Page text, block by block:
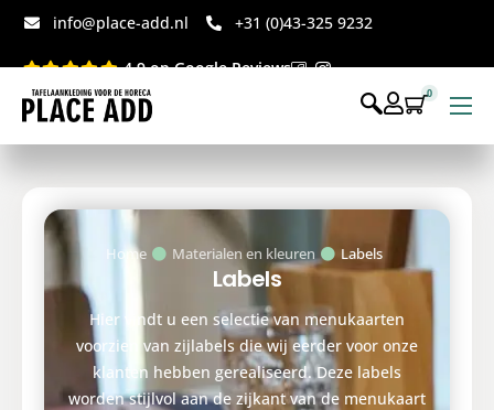
info@place-add.nl +31 (0)43-325 9232
4.9 op Google Reviews
Menukaarten
Disposables webshop
Voor op tafel webshop
0
Home Materialen en kleuren Labels
Labels
Hier vindt u een selectie van menukaarten
voorzien van zijlabels die wij eerder voor onze
klanten hebben gerealiseerd. Deze labels
worden stijlvol aan de zijkant van de menukaart